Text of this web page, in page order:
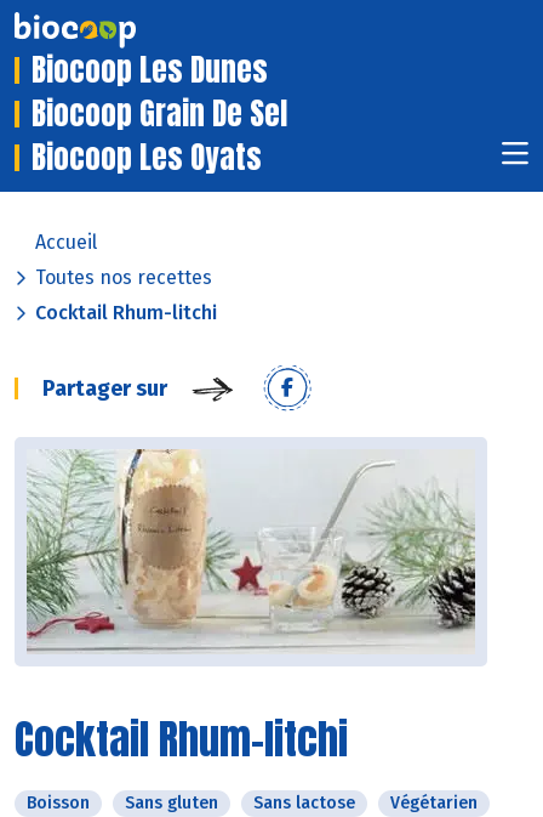
Biocoop Les Dunes
Biocoop Grain De Sel
Biocoop Les Oyats
Accueil
Toutes nos recettes
Cocktail Rhum-litchi
Partager sur
Cocktail Rhum-litchi
Boisson Sans gluten Sans lactose
Végétarien